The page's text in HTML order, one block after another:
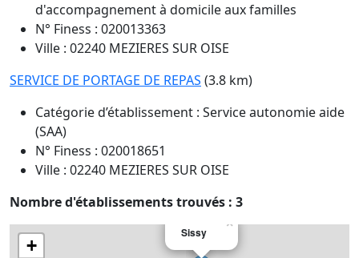
d'accompagnement à domicile aux familles
N° Finess : 020013363
Ville : 02240 MEZIERES SUR OISE
SERVICE DE PORTAGE DE REPAS (3.8 km)
Catégorie d’établissement : Service autonomie aide
(SAA)
N° Finess : 020018651
Ville : 02240 MEZIERES SUR OISE
Nombre d'établissements trouvés : 3
×
Sissy
+